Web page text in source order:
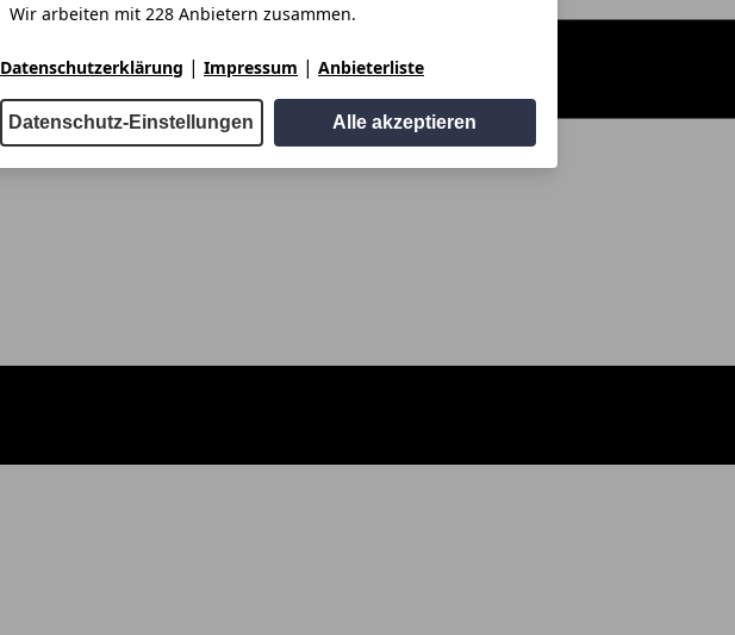
Wir arbeiten mit 228 Anbietern zusammen.
Datenschutzerklärung | Impressum | Anbieterliste
Datenschutz-Einstellungen Alle akzeptieren